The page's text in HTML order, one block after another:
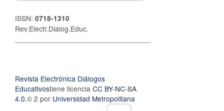
ISSN: 0718-1310
Rev.Electr.Dialog.Educ.
Revista Electrónica Diálogos
Educativostiene licencia CC BY-NC-SA
4.0.© 2 por Universidad Metropolitana